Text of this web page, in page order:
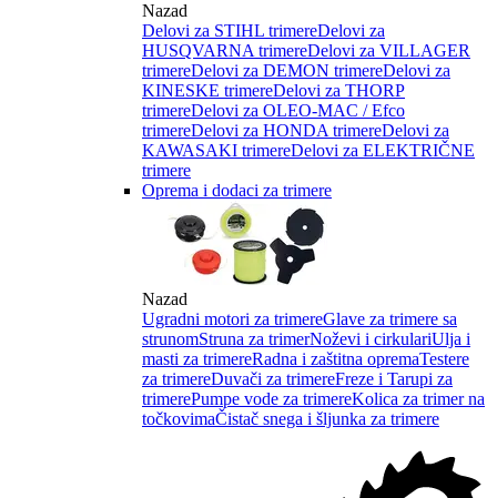
Nazad
Delovi za STIHL trimereDelovi za
HUSQVARNA trimereDelovi za VILLAGER
trimereDelovi za DEMON trimereDelovi za
KINESKE trimereDelovi za THORP
trimereDelovi za OLEO-MAC / Efco
trimereDelovi za HONDA trimereDelovi za
KAWASAKI trimereDelovi za ELEKTRIČNE
trimere
Oprema i dodaci za trimere
Nazad
Ugradni motori za trimereGlave za trimere sa
strunomStruna za trimerNoževi i cirkulariUlja i
masti za trimereRadna i zaštitna opremaTestere
za trimereDuvači za trimereFreze i Tarupi za
trimerePumpe vode za trimereKolica za trimer na
točkovimaČistač snega i šljunka za trimere